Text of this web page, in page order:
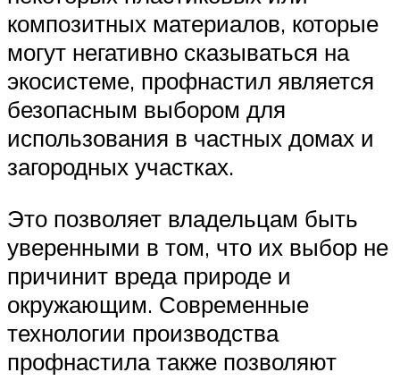
композитных материалов, которые
могут негативно сказываться на
экосистеме, профнастил является
безопасным выбором для
использования в частных домах и
загородных участках.
Это позволяет владельцам быть
уверенными в том, что их выбор не
причинит вреда природе и
окружающим. Современные
технологии производства
профнастила также позволяют